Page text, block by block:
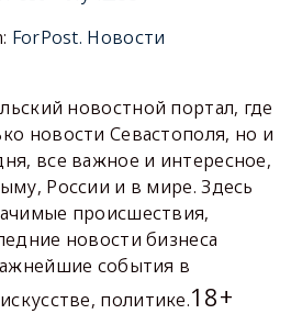
ForPost. Новости
новостной портал, где
новости Севастополя, но и
все важное и интересное,
России и в мире. Здесь
происшествия,
новости бизнеса
события в
политике.18+